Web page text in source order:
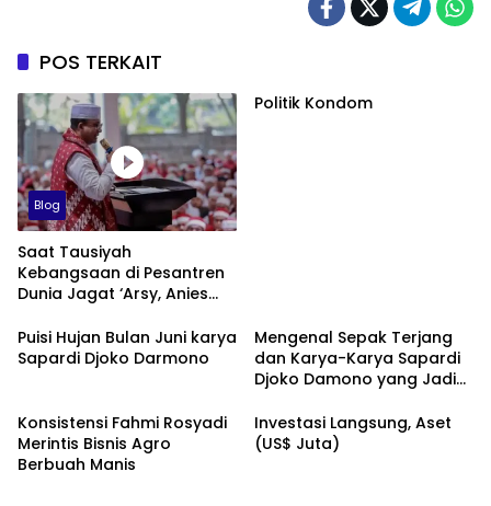
POS TERKAIT
Blog
Saat Tausiyah
Kebangsaan di Pesantren
Dunia Jagat ‘Arsy, Anies
Dukungan dari Abah Aos
Politik Kondom
Puisi Hujan Bulan Juni karya
Sapardi Djoko Darmono
Mengenal Sepak Terjang
dan Karya-Karya Sapardi
Djoko Damono yang Jadi
Konsistensi Fahmi Rosyadi
Merintis Bisnis Agro
Berbuah Manis
Investasi Langsung, Aset
(US$ Juta)